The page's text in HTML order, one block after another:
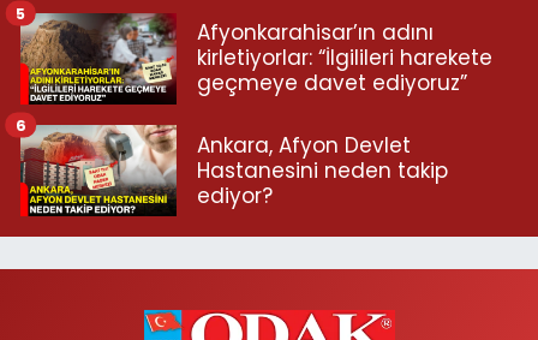
Afyonkarahisar’ın adını
kirletiyorlar: “İlgilileri harekete
geçmeye davet ediyoruz”
5
Ankara, Afyon Devlet
Hastanesini neden takip
ediyor?
6